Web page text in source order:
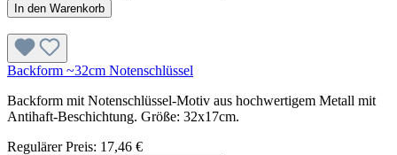
In den Warenkorb
Backform ~32cm Notenschlüssel
Backform mit Notenschlüssel-Motiv aus hochwertigem Metall mit
Antihaft-Beschichtung. Größe: 32x17cm.
Regulärer Preis: 17,46 €